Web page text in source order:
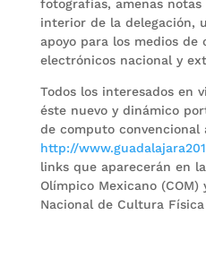
fotografías, amenas
interior de la delegación,
apoyo para los medios de
electrónicos nacional y
Todos los interesados en
éste nuevo y dinámico
de computo convencional
http://
links que aparecerán en
Olímpico Mexicano (COM)
Nacional de Cultura Física